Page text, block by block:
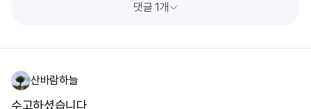
댓글 1개
산바람하늘
수고하셨습니다